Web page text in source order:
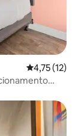
4,75 de uma
4,75 (12)